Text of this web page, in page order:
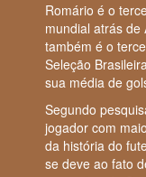
Romário é o
mundial atrás de
também é o
Seleção
sua média de
Segundo
jogador com
da história do
se deve ao fato